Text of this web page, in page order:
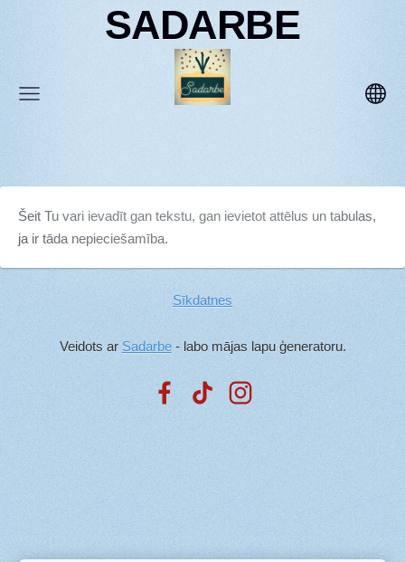
SADARBE
Šeit Tu vari ievadīt gan tekstu, gan ievietot attēlus un tabulas,
ja ir tāda nepieciešamība.
Sīkdatnes
Veidots ar Sadarbe- labo mājas lapu ģeneratoru.